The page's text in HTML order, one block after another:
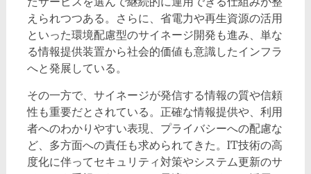
えられつつある。さらに、省電力や再生資源の活用
といった環境配慮型のサイネージ開発も進み、単な
る情報提供装置から社会的価値も意識したインフラ
へと発展している。
その一方で、サイネージが発信する情報の質や信頼
性も重要だとされている。正確な情報提供や、利用
者へのわかりやすい表現、プライバシーへの配慮な
ど、多方面への責任も求められてきた。IT技術の高
度化に伴ってセキュリティ対策やシステム更新のサ